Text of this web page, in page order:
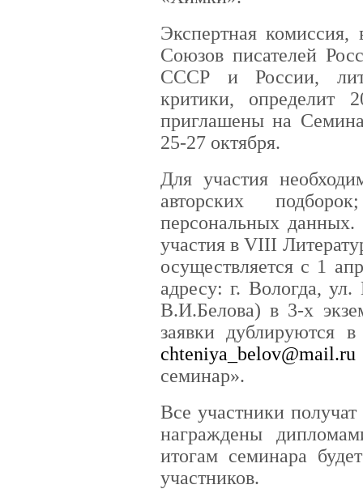
Экспертная комиссия,
Союзов писателей
СССР и России,
критики, определит
приглашены на
25-27 октября.
Для участия
авторских
персональных
участия в VIII
осуществляется с 1
адресу: г. Вологда,
В.И.Белова) в 3-х
заявки дублируются
chteniya_belov@mail.ru
семинар».
Все участники
награждены
итогам семинара
участников.